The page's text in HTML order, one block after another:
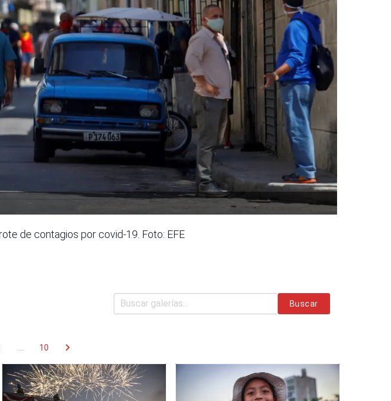
de contagios por covid-19. Foto: EFE
Buscar
10 chevron_right